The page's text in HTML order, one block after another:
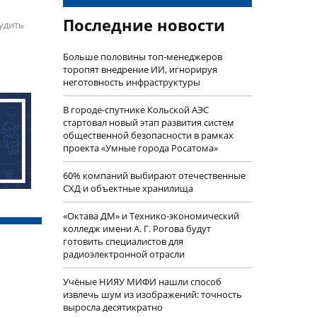
Последние новости
Больше половины топ-менеджеров
торопят внедрение ИИ, игнорируя
неготовность инфраструктуры
В городе-спутнике Кольской АЭС
стартовал новый этап развития систем
общественной безопасности в рамках
проекта «Умные города Росатома»
60% компаний выбирают отечественные
СХД и объектные хранилища
«Октава ДМ» и Технико-экономический
колледж имени А. Г. Рогова будут
готовить специалистов для
радиоэлектронной отрасли
Учëные НИЯУ МИФИ нашли способ
извлечь шум из изображений: точность
выросла десятикратно